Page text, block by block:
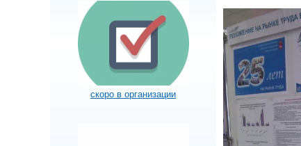
скоро в организации